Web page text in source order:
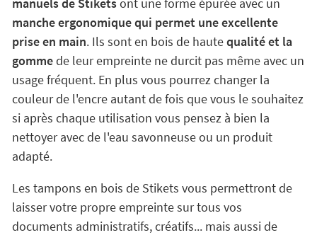
manche ergonomique qui permet une excellente
prise en main. Ils sont en bois de hautequalité et la
gommede leur empreinte ne durcit pas même avec un
usage fréquent. En plus vous pourrez changer la
couleur de l'encre autant de fois que vous le souhaitez
si après chaque utilisation vous pensez à bien la
nettoyer avec de l'eau savonneuse ou un produit
adapté.
Les tampons en bois de Stikets vous permettront de
laisser votre propre empreinte sur tous vos
documents administratifs, créatifs... mais aussi de